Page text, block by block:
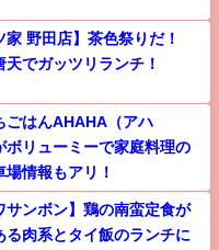
家 野田店】茶色祭りだ！
でガッツリランチ！
ごはんAHAHA（アハ
ボリューミーで家庭料理の
情報もアリ！
サンボン】鶏の南蛮定食が
る肉系とタイ飯のランチに